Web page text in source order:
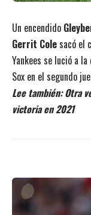
Un encendido
Gerrit Colesacó el
Yankees se lució a
Sox en el segundo
Lee también:Otra
victoria en 2021